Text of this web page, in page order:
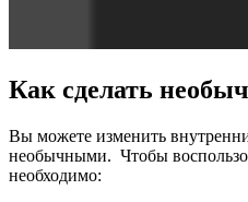
Как сделать
Вы можете изменить
необычными. Чтобы
необходимо: